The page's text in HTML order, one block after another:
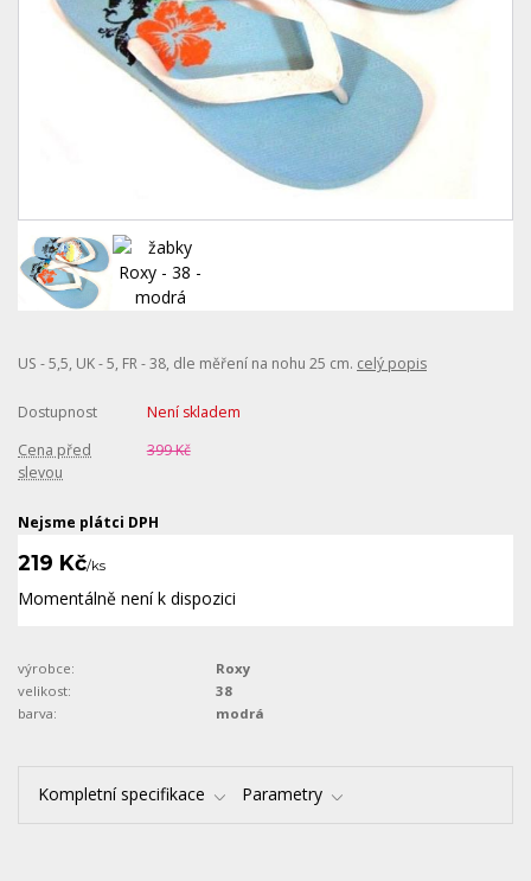
US - 5,5, UK - 5, FR - 38, dle měření na nohu 25 cm. celý popis
Dostupnost
Není skladem
Cena před
slevou
399 Kč
Nejsme plátci DPH
219 Kč/ks
Momentálně není k dispozici
výrobce:
Roxy
velikost:
38
barva:
modrá
Kompletní specifikace Parametry